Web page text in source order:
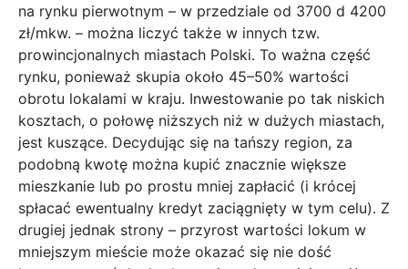
na rynku pierwotnym – w przedziale od 3700 d 4200
zł/mkw. – można liczyć także w innych tzw.
prowincjonalnych miastach Polski. To ważna część
rynku, ponieważ skupia około 45–50% wartości
obrotu lokalami w kraju. Inwestowanie po tak niskich
kosztach, o połowę niższych niż w dużych miastach,
jest kuszące. Decydując się na tańszy region, za
podobną kwotę można kupić znacznie większe
mieszkanie lub po prostu mniej zapłacić (i krócej
spłacać ewentualny kredyt zaciągnięty w tym celu). Z
drugiej jednak strony – przyrost wartości lokum w
mniejszym mieście może okazać się nie dość